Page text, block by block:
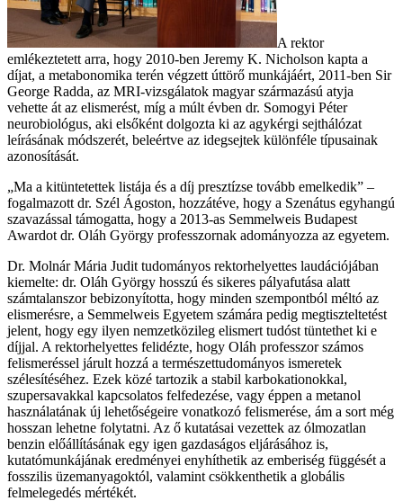
A rektor
emlékeztetett arra, hogy 2010-ben Jeremy K. Nicholson kapta a
díjat, a metabonomika terén végzett úttörő munkájáért, 2011-ben Sir
George Radda, az MRI-vizsgálatok magyar származású atyja
vehette át az elismerést, míg a múlt évben dr. Somogyi Péter
neurobiológus, aki elsőként dolgozta ki az agykérgi sejthálózat
leírásának módszerét, beleértve az idegsejtek különféle típusainak
azonosítását.
„Ma a kitüntetettek listája és a díj presztízse tovább emelkedik” –
fogalmazott dr. Szél Ágoston, hozzátéve, hogy a Szenátus egyhangú
szavazással támogatta, hogy a 2013-as Semmelweis Budapest
Awardot dr. Oláh György professzornak adományozza az egyetem.
Dr. Molnár Mária Judit tudományos rektorhelyettes laudációjában
kiemelte: dr. Oláh György hosszú és sikeres pályafutása alatt
számtalanszor bebizonyította, hogy minden szempontból méltó az
elismerésre, a Semmelweis Egyetem számára pedig megtiszteltetést
jelent, hogy egy ilyen nemzetközileg elismert tudóst tüntethet ki e
díjjal. A rektorhelyettes felidézte, hogy Oláh professzor számos
felismeréssel járult hozzá a természettudományos ismeretek
szélesítéséhez. Ezek közé tartozik a stabil karbokationokkal,
szupersavakkal kapcsolatos felfedezése, vagy éppen a metanol
használatának új lehetőségeire vonatkozó felismerése, ám a sort még
hosszan lehetne folytatni. Az ő kutatásai vezettek az ólmozatlan
benzin előállításának egy igen gazdaságos eljárásához is,
kutatómunkájának eredményei enyhíthetik az emberiség függését a
fosszilis üzemanyagoktól, valamint csökkenthetik a globális
felmelegedés mértékét.